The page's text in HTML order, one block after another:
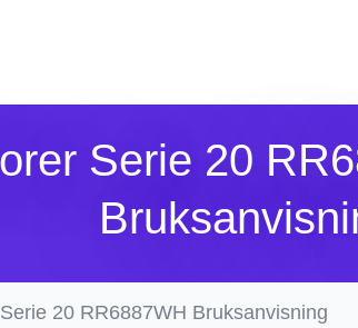
Serie 20
20 RR6887WH Bruksanvisning